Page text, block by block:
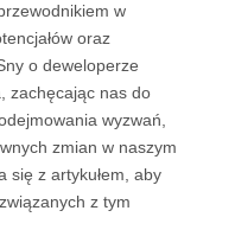
w
oraz
o deweloperze
zachęcając nas do
wyzwań,
zmian w naszym
się z artykułem, aby
z tym